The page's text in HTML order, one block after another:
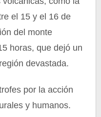
el 15 y el 16 de
del monte
horas, que dejó un
devastada.
por la acción
y humanos.